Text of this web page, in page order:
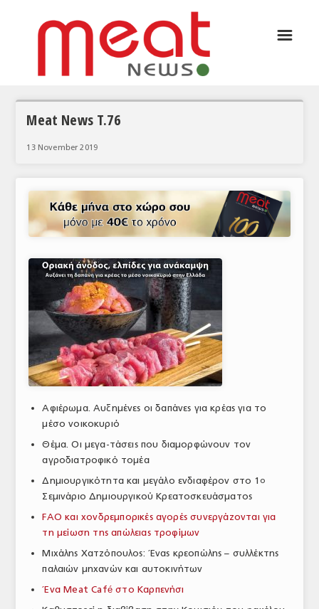
ΑΝΑΛΥΣΕΙΣ
ΚΟΣΜΟΣ
ΕΥΡΩΠΑΪΚΕΣ ΑΠΟΦΑΣΕΙΣ
ΘΕΜΑΤΑ
ΑΝΑΛΥΣΕΙΣ
ΕΜΠΟΡΙΚΟΣ ΚΑΤΑΛΟΓΟΣ
ΣΦΑΓΕΙΑ
ΠΡΩΤΕΣ ΥΛΕΣ
ΕΞΟΠΛΙΣΜΟΣ
ΕΜΠΟΡΙΚΟΙ ΑΝΤΙΠΡΟΣΩΠΟΙ
ΝΟΜΟΘΕΣΙΑ
ΕΛΛΗΝΙΚΗ ΝΟΜΟΘΕΣΙΑ
☰
Meat News T.76
13 November 2019
Αφιέρωμα. Αυξημένες οι δαπάνες για κρέας για το
μέσο νοικοκυριό
Θέμα. Οι μεγα-τάσεις που διαμορφώνουν τον
αγροδιατροφικό τομέα
Δημιουργικότητα και μεγάλο ενδιαφέρον στο 1 ο
Σεμινάριο Δημιουργικού Κρεατοσκευάσματος
FAO και χονδρεμπορικές αγορές συνεργάζονται για
τη μείωση της απώλειας τροφίμων
Μιχάλης Χατζόπουλος: Ένας κρεοπώλης – συλλέκτης
παλαιών μηχανών και αυτοκινήτων
Ένα Meat Café στο Καρπενήσι